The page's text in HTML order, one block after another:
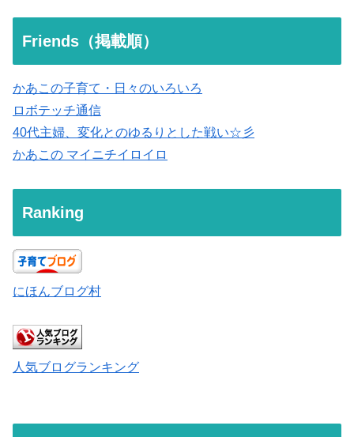
Friends（掲載順）
かあこの子育て・日々のいろいろ
ロボテッチ通信
40代主婦、変化とのゆるりとした戦い☆彡
かあこの マイニチイロイロ
Ranking
にほんブログ村
人気ブログランキング